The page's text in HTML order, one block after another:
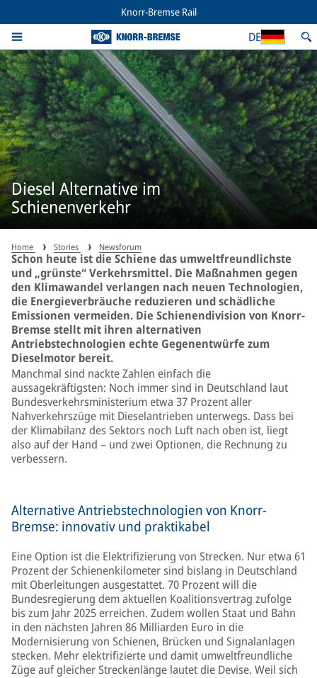
Knorr-Bremse Rail
DE
Diesel Alternative im
Schienenverkehr
Home Stories Newsforum
Schon heute ist die Schiene das umweltfreundlichste
und „grünste“ Verkehrsmittel. Die Maßnahmen gegen
den Klimawandel verlangen nach neuen Technologien,
die Energieverbräuche reduzieren und schädliche
Emissionen vermeiden. Die Schienendivision von Knorr-
Bremse stellt mit ihren alternativen
Antriebstechnologien echte Gegenentwürfe zum
Dieselmotor bereit.
Manchmal sind nackte Zahlen einfach die
aussagekräftigsten: Noch immer sind in Deutschland laut
Bundesverkehrsministerium etwa 37 Prozent aller
Nahverkehrszüge mit Dieselantrieben unterwegs. Dass bei
der Klimabilanz des Sektors noch Luft nach oben ist, liegt
also auf der Hand – und zwei Optionen, die Rechnung zu
verbessern.
Alternative Antriebstechnologien von Knorr-
Bremse: innovativ und praktikabel
Eine Option ist die Elektrifizierung von Strecken. Nur etwa 61
Prozent der Schienenkilometer sind bislang in Deutschland
mit Oberleitungen ausgestattet. 70 Prozent will die
Bundesregierung dem aktuellen Koalitionsvertrag zufolge
bis zum Jahr 2025 erreichen. Zudem wollen Staat und Bahn
in den nächsten Jahren 86 Milliarden Euro in die
Modernisierung von Schienen, Brücken und Signalanlagen
stecken. Mehr elektrifizierte und damit umweltfreundliche
Züge auf gleicher Streckenlänge lautet die Devise. Weil sich